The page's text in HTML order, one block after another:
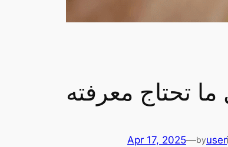
تحتاج معرفته
Apr 17, 2025—byuser